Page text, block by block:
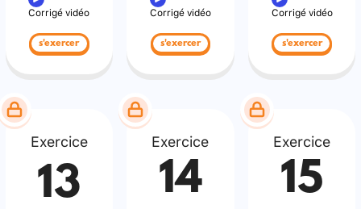
Corrigé vidéo
s'exercer
Corrigé vidéo
s'exercer
Corrigé vidéo
s'exercer
Exercice
13
Exercice
14
Exercice
15